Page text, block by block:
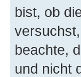
bist, ob
beachte,
und nicht